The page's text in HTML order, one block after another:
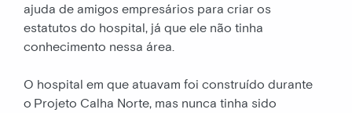
ajuda de amigos empresários para criar os
estatutos do hospital, já que ele não tinha
conhecimento nessa área.
O hospital em que atuavam foi construído durante
o Projeto Calha Norte, mas nunca tinha sido